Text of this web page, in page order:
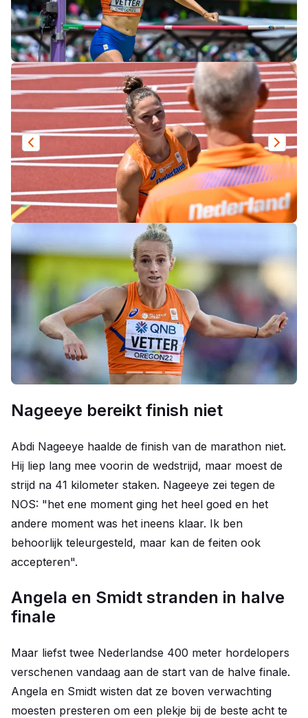
Nageeye bereikt finish niet
Abdi Nageeye haalde de finish van de marathon niet.
Hij liep lang mee voorin de wedstrijd, maar moest de
strijd na 41 kilometer staken. Nageeye zei tegen de
NOS: "het ene moment ging het heel goed en het
andere moment was het ineens klaar. Ik ben
behoorlijk teleurgesteld, maar kan de feiten ook
accepteren".
Angela en Smidt stranden in halve
finale
Maar liefst twee Nederlandse 400 meter hordelopers
verschenen vandaag aan de start van de halve finale.
Angela en Smidt wisten dat ze boven verwachting
moesten presteren om een plekje bij de beste acht te